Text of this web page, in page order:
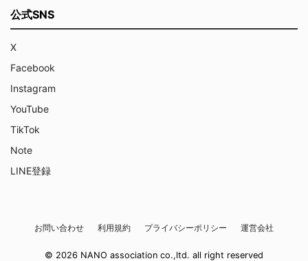
公式SNS
X
Facebook
Instagram
YouTube
TikTok
Note
LINE登録
お問い合わせ 利用規約 プライバシーポリシー 運営会社
© 2026 NANO association co.,ltd. all right reserved